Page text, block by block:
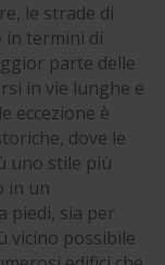
le strade di
in termini di
parte delle
in vie lunghe e
eccezione è
dove le
uno stile più
in un
piedi, sia per
vicino possibile